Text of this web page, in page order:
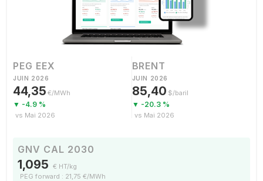
PEG EEX
JUIN 2026
44,35 €/MWh
▼ -4.9 %
vs Mai 2026
BRENT
JUIN 2026
85,40 $/baril
▼ -20.3 %
vs Mai 2026
GNV CAL 2030
1,095 € HT/kg
PEG forward : 21,75 €/MWh